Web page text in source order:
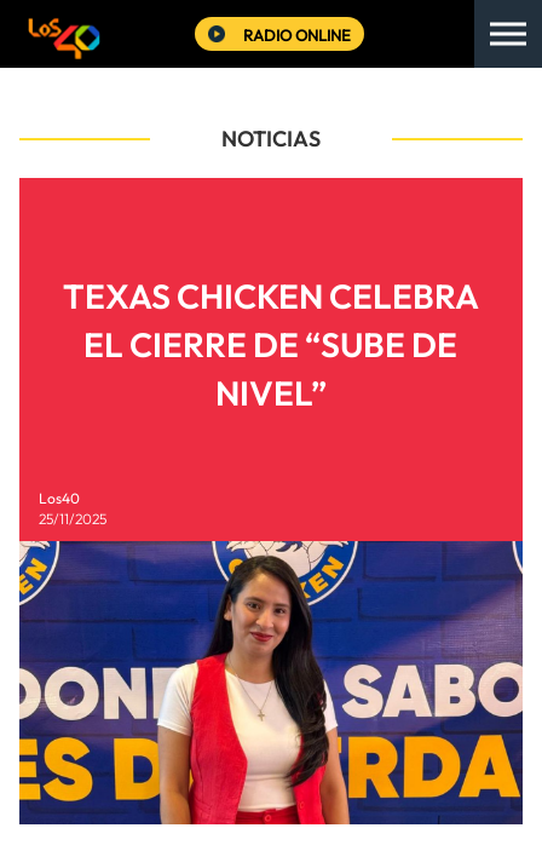
RADIO ONLINE
NOTICIAS
TEXAS CHICKEN CELEBRA
EL CIERRE DE “SUBE DE
NIVEL”
Los40
25/11/2025